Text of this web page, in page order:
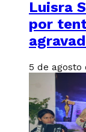
Luisra
por
5 de agosto